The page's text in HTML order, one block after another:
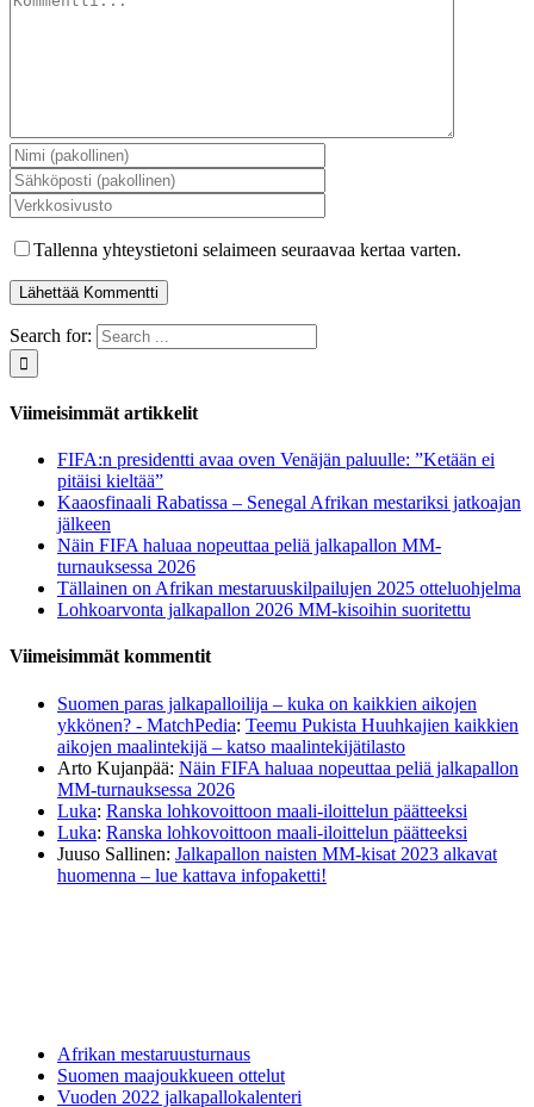
Tallenna yhteystietoni selaimeen seuraavaa kertaa varten.
Search for:
Viimeisimmät artikkelit
FIFA:n presidentti avaa oven Venäjän paluulle: ”Ketään ei
pitäisi kieltää”
Kaaosfinaali Rabatissa – Senegal Afrikan mestariksi jatkoajan
jälkeen
Näin FIFA haluaa nopeuttaa peliä jalkapallon MM-
turnauksessa 2026
Tällainen on Afrikan mestaruuskilpailujen 2025 otteluohjelma
Lohkoarvonta jalkapallon 2026 MM-kisoihin suoritettu
Viimeisimmät kommentit
Suomen paras jalkapalloilija – kuka on kaikkien aikojen
ykkönen? - MatchPedia: Teemu Pukista Huuhkajien kaikkien
aikojen maalintekijä – katso maalintekijätilasto
Arto Kujanpää: Näin FIFA haluaa nopeuttaa peliä jalkapallon
MM-turnauksessa 2026
Luka: Ranska lohkovoittoon maali-iloittelun päätteeksi
Luka: Ranska lohkovoittoon maali-iloittelun päätteeksi
Juuso Sallinen: Jalkapallon naisten MM-kisat 2023 alkavat
huomenna – lue kattava infopaketti!
Afrikan mestaruusturnaus
Suomen maajoukkueen ottelut
Vuoden 2022 jalkapallokalenteri